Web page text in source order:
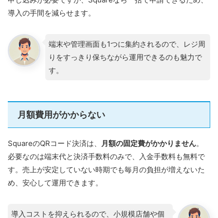
導入の手間を減らせます。
端末や管理画面も1つに集約されるので、レジ周
りをすっきり保ちながら運用できるのも魅力で
す。
月額費用がかからない
SquareのQRコード決済は、 月額の固定費がかかりません。
必要なのは端末代と決済手数料のみで、入金手数料も無料で
す。売上が安定していない時期でも毎月の負担が増えないた
め、安心して運用できます。
導入コストを抑えられるので、小規模店舗や個